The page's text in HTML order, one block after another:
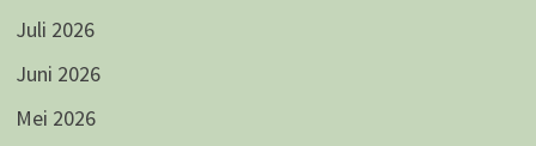
Juli 2026
Juni 2026
Mei 2026